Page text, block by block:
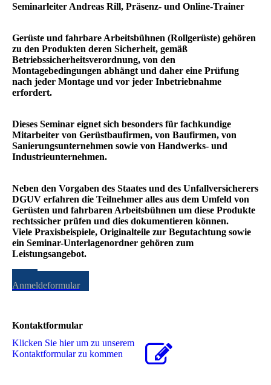
Seminarleiter Andreas Rill, Präsenz- und Online-Trainer
Gerüste und fahrbare Arbeitsbühnen (Rollgerüste) gehören
zu den Produkten deren Sicherheit, gemäß
Betriebssicherheitsverordnung, von den
Montagebedingungen abhängt und daher eine Prüfung
nach jeder Montage und vor jeder Inbetriebnahme
erfordert.
Dieses Seminar eignet sich besonders für fachkundige
Mitarbeiter von Gerüstbaufirmen, von Baufirmen, von
Sanierungsunternehmen sowie von Handwerks- und
Industrieunternehmen.
Neben den Vorgaben des Staates und des Unfallversicherers
DGUV erfahren die Teilnehmer alles aus dem Umfeld von
Gerüsten und fahrbaren Arbeitsbühnen um diese Produkte
rechtssicher prüfen und dies dokumentieren können.
Viele Praxisbeispiele, Originalteile zur Begutachtung sowie
ein Seminar-Unterlagenordner gehören zum
Leistungsangebot.
Anmeldeformular
Kontaktformular
Klicken Sie hier um zu unserem
Kon­takt­for­mu­lar zu kommen